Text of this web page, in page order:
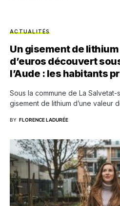
ACTUALITÉS
Un gisement de
d’euros découvert
l’Aude : les habitants
Sous la commune de La
gisement de lithium d’une valeur
BY FLORENCE LADURÉE